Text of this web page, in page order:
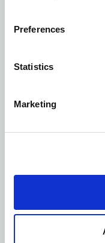
Preferences
Statistics
Marketing